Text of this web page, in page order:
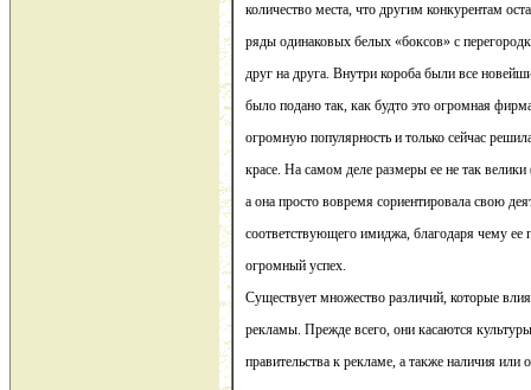
количество места, что другим конкурентам
ряды одинаковых белых «боксов» с
друг на друга. Внутри короба были все
было подано так, как будто это огромная
огромную популярность и только сейчас
красе. На самом деле размеры ее не так
а она просто вовремя сориентировала свою
соответствующего имиджа, благодаря чему ее
огромный успех.
Существует множество различий, которые
рекламы. Прежде всего, они касаются
правительства к рекламе, а также наличия или